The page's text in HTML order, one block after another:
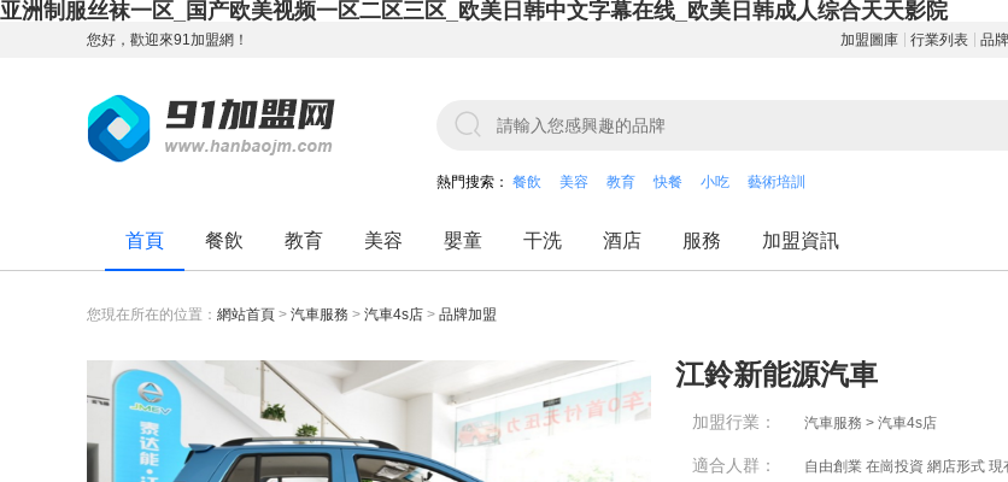
亚洲制服丝袜一区_国产欧美视频一区二区三区_欧美日韩中文字幕在线_欧美日韩成人综合天天影院
您好，歡迎來91加盟網！ 加盟圖庫 行業列表 品
熱門搜索： 餐飲 美容 教育 快餐 小吃 藝術培訓
首頁 餐飲 教育 美容 嬰童 干洗 酒店 服務 加盟資訊
您現在所在的位置： 網站首頁 > 汽車服務 > 汽車4s店 > 品牌加盟
江鈴新能源汽車
加盟行業： 汽車服務 > 汽車4s店
適合人群： 自由創業 在崗投資 網店形式 現